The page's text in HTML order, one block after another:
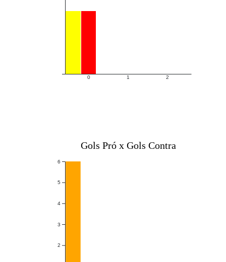
0 1 2
2
3
4
5
6
Gols Pró x Gols Contra